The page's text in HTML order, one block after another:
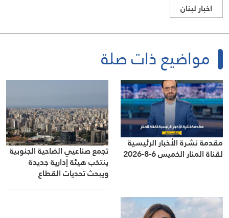
اخبار لبنان
مواضيع ذات صلة
مقدمة نشرة الأخبار الرئيسية
لقناة المنار الخميس 6-8-2026 تجمع صناعيي الضاحية الجنوبية
ينتخب هيئة إدارية جديدة
ويبحث تحديات القطاع